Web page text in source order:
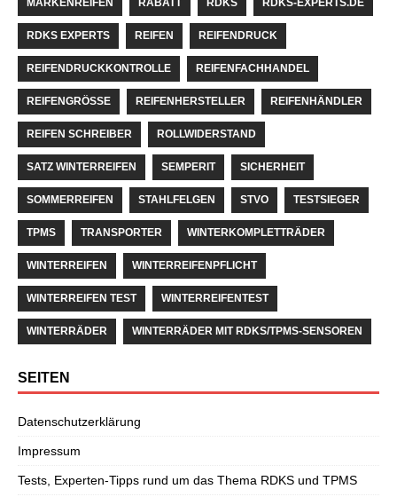
RDKS EXPERTS REIFEN REIFENDRUCK
REIFENDRUCKKONTROLLE REIFENFACHHANDEL
REIFENGRÖSSE REIFENHERSTELLER REIFENHÄNDLER
REIFEN SCHREIBER ROLLWIDERSTAND
SATZ WINTERREIFEN SEMPERIT SICHERHEIT
SOMMERREIFEN STAHLFELGEN STVO TESTSIEGER
TPMS TRANSPORTER WINTERKOMPLETTRÄDER
WINTERREIFEN WINTERREIFENPFLICHT
WINTERREIFEN TEST WINTERREIFENTEST
WINTERRÄDER WINTERRÄDER MIT RDKS/TPMS-SENSOREN
SEITEN
Datenschutzerklärung
Impressum
Tests, Experten-Tipps rund um das Thema RDKS und TPMS